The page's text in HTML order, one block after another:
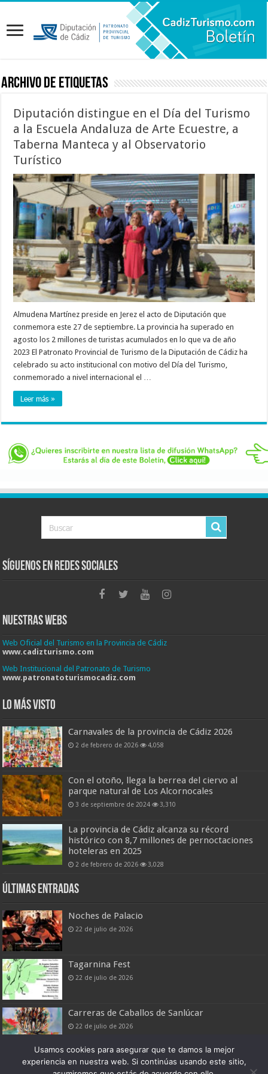
Archivo de etiquetas
Diputación distingue en el Día del Turismo
a la Escuela Andaluza de Arte Ecuestre, a
Taberna Manteca y al Observatorio
Turístico
Almudena Martínez preside en Jerez el acto de Diputación que
conmemora este 27 de septiembre. La provincia ha superado en
agosto los 2 millones de turistas acumulados en lo que va de año
2023 El Patronato Provincial de Turismo de la Diputación de Cádiz ha
celebrado su acto institucional con motivo del Día del Turismo,
conmemorado a nivel internacional el …
Leer más »
Síguenos en Redes Sociales
Nuestras Webs
Web Oficial del Turismo en la Provincia de Cádiz
www.cadizturismo.com
Web Institucional del Patronato de Turismo
www.patronatoturismocadiz.com
Lo más visto
Carnavales de la provincia de Cádiz 2026
2 de febrero de 2026 4,058
Con el otoño, llega la berrea del ciervo al
parque natural de Los Alcornocales
3 de septiembre de 2024 3,310
La provincia de Cádiz alcanza su récord
histórico con 8,7 millones de pernoctaciones
hoteleras en 2025
2 de febrero de 2026 3,028
Últimas entradas
Noches de Palacio
22 de julio de 2026
Tagarnina Fest
22 de julio de 2026
Carreras de Caballos de Sanlúcar
22 de julio de 2026
Usamos cookies para asegurar que te damos la mejor
experiencia en nuestra web. Si continúas usando este sitio,